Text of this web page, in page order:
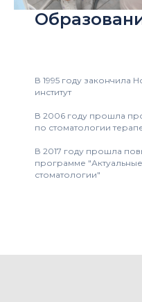
В 1995 году закончила
институт
В 2006 году прошла
по стоматологии
В 2017 году прошла
программе
стоматологии"